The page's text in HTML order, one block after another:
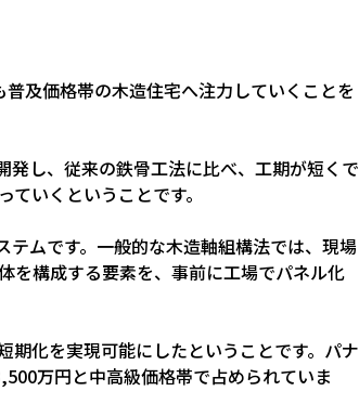
及価格帯の木造住宅へ注力していくことを
し、従来の鉄骨工法に比べ、工期が短くで
いくということです。
ムです。一般的な木造軸組構法では、現場
を構成する要素を、事前に工場でパネル化
期化を実現可能にしたということです。パナ
万円と中高級価格帯で占められていま